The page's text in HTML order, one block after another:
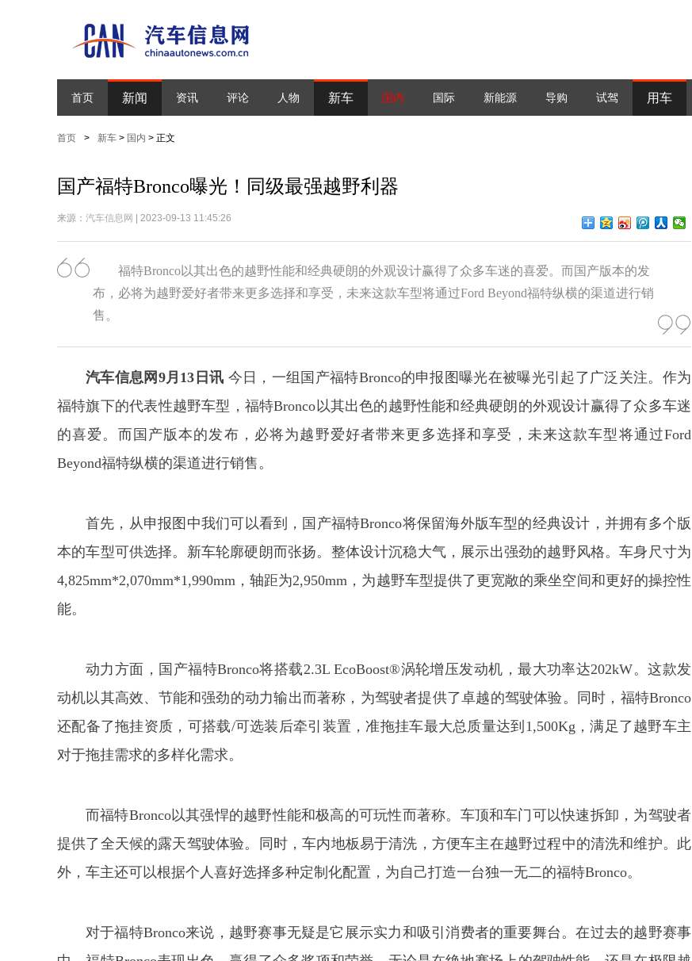
首页 新闻 资讯 评论 人物 新车 国内 国际 新能源 导购 试驾 用车
首页 > 新车 > 国内 > 正文
国产福特Bronco曝光！同级最强越野利器
来源： 汽车信息网 | 2023-09-13 11:45:26
福特Bronco以其出色的越野性能和经典硬朗的外观设计赢得了众多车迷的喜爱。而国产版本的发
布，必将为越野爱好者带来更多选择和享受，未来这款车型将通过Ford Beyond福特纵横的渠道进行销
售。
汽车信息网9月13日讯 今日，一组国产福特Bronco的申报图曝光在被曝光引起了广泛关注。作为
福特旗下的代表性越野车型，福特Bronco以其出色的越野性能和经典硬朗的外观设计赢得了众多车迷
的喜爱。而国产版本的发布，必将为越野爱好者带来更多选择和享受，未来这款车型将通过Ford
Beyond福特纵横的渠道进行销售。
首先，从申报图中我们可以看到，国产福特Bronco将保留海外版车型的经典设计，并拥有多个版
本的车型可供选择。新车轮廓硬朗而张扬。整体设计沉稳大气，展示出强劲的越野风格。车身尺寸为
4,825mm*2,070mm*1,990mm，轴距为2,950mm，为越野车型提供了更宽敞的乘坐空间和更好的操控性
能。
动力方面，国产福特Bronco将搭载2.3L EcoBoost®涡轮增压发动机，最大功率达202kW。这款发
动机以其高效、节能和强劲的动力输出而著称，为驾驶者提供了卓越的驾驶体验。同时，福特Bronco
还配备了拖挂资质，可搭载/可选装后牵引装置，准拖挂车最大总质量达到1,500Kg，满足了越野车主
对于拖挂需求的多样化需求。
而福特Bronco以其强悍的越野性能和极高的可玩性而著称。车顶和车门可以快速拆卸，为驾驶者
提供了全天候的露天驾驶体验。同时，车内地板易于清洗，方便车主在越野过程中的清洗和维护。此
外，车主还可以根据个人喜好选择多种定制化配置，为自己打造一台独一无二的福特Bronco。
对于福特Bronco来说，越野赛事无疑是它展示实力和吸引消费者的重要舞台。在过去的越野赛事